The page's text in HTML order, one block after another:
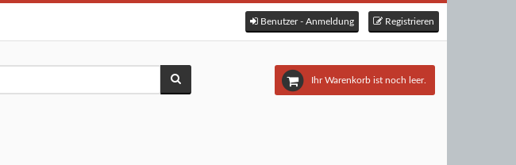
Benutzer - Anmeldung Registrieren
Ihr Warenkorb ist noch leer.